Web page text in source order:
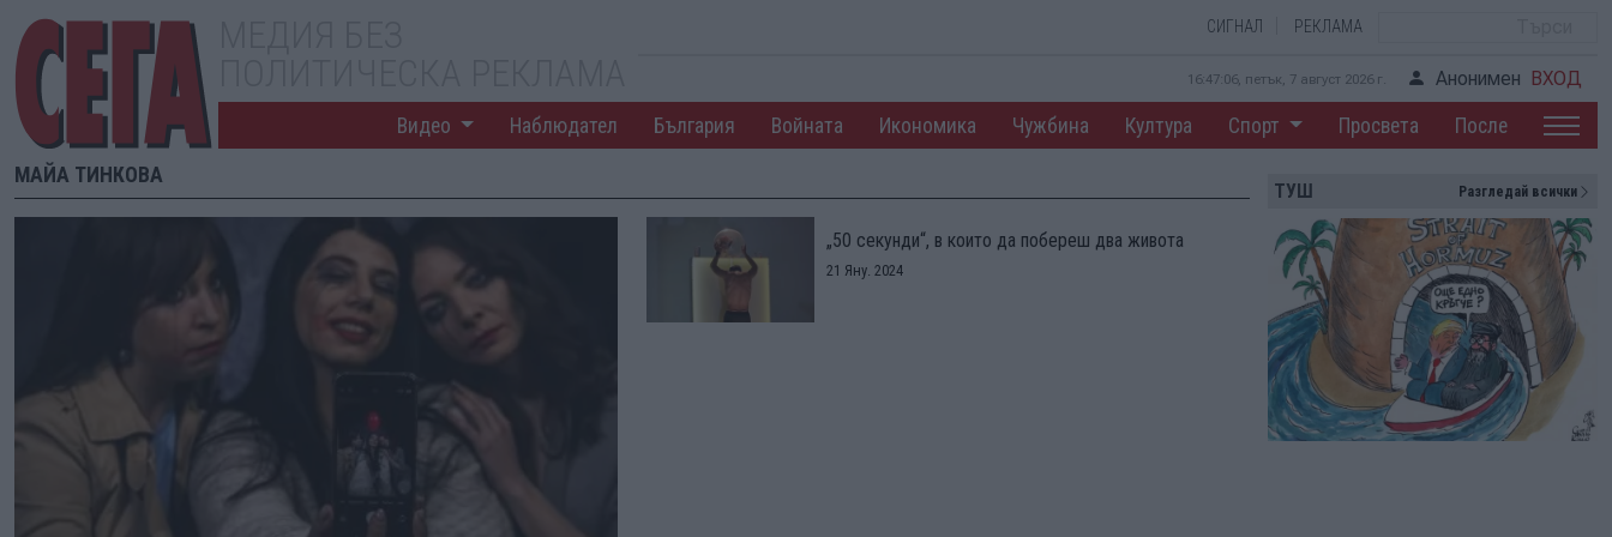
СИГНАЛ РЕКЛАМА
16:47:07, петък, 7 август 2026 г. Анонимен ВХОД
Видео Наблюдател България Войната Икономика Чужбина Култура Спорт Просвета После
МАЙА ТИНКОВА
„50 секунди“, в които да побереш два живота
21 Яну. 2024
ТУШ Разгледай всички